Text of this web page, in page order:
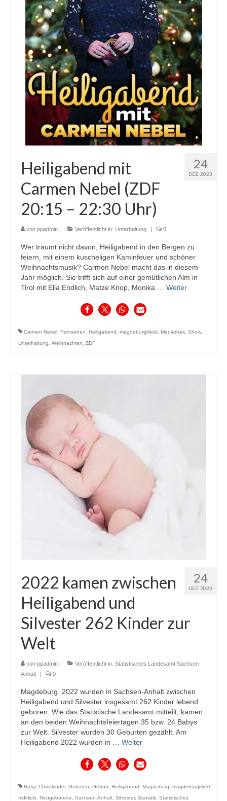
24
DEZ. 2023
Heiligabend mit
Carmen Nebel (ZDF
20:15 – 22:30 Uhr)
von ppadmin | Veröffentlicht in: Unterhaltung | 0
Wer träumt nicht davon, Heiligabend in den Bergen zu
feiern, mit einem kuscheligen Kaminfeuer und schöner
Weihnachtsmusik? Carmen Nebel macht das in diesem
Jahr möglich. Sie trifft sich auf einer gemütlichen Alm in
Tirol mit Ella Endlich, Matze Knop, Monika … Weiter
Carmen Nebel Fernsehen Heiligabend magdeburgklickt Mediathek Show,
Unterhaltung
Weihnachten ZDF
24
DEZ. 2023
2022 kamen zwischen
Heiligabend und
Silvester 262 Kinder zur
Welt
von ppadmin | Veröffentlicht in: Statistisches Landesamt Sachsen-
Anhalt
| 0
Magdeburg. 2022 wurden in Sachsen-Anhalt zwischen
Heiligabend und Silvester insgesamt 262 Kinder lebend
geboren. Wie das Statistische Landesamt mitteilt, kamen
an den beiden Weihnachtsfeiertagen 35 bzw. 24 Babys
zur Welt. Silvester wurden 30 Geburten gezählt. Am
Heiligabend 2022 wurden in … Weiter
Baby, Christkinder, Geboren Geburt Heiligabend Magdeburg magdeburgklickt
mdklickt Neugeborene Sachsen-Anhalt Silvester, Statistik Statistisches